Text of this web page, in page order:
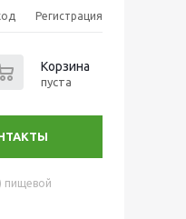
Регистрация
Корзина
пуста
пищевой